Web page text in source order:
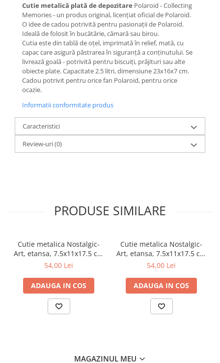
Cutie metalică plată de depozitare Polaroid - Collecting
Memories - un produs original, licențiat oficial de Polaroid.
O idee de cadou potrivită pentru pasionații de Polaroid.
Ideală de folosit în bucătărie, cămară sau birou.
Cutia este din tablă de oțel, imprimată în relief, mată, cu
capac care asigură păstrarea în siguranță a conținutului. Se
livrează goală - potrivită pentru biscuiți, prăjituri sau alte
obiecte plate. Capacitate 2.5 litri, dimensiune 23x16x7 cm.
Cadou potrivit pentru orice fan Polaroid, pentru orice
ocazie.
Informatii conformitate produs
Caracteristici
Review-uri(0)
PRODUSE SIMILARE
Cutie metalica Nostalgic-
Art, etansa, 7.5x11x17.5 cm
- Strong Coffee Served Here
54,00 Lei
ADAUGA IN COS
Cutie metalica Nostalgic-
Art, etansa, 7.5x11x17.5 cm
- Cutie metal capac etans
fierbinte chiar acum
54,00 Lei
ADAUGA IN COS
MAGAZINUL MEU